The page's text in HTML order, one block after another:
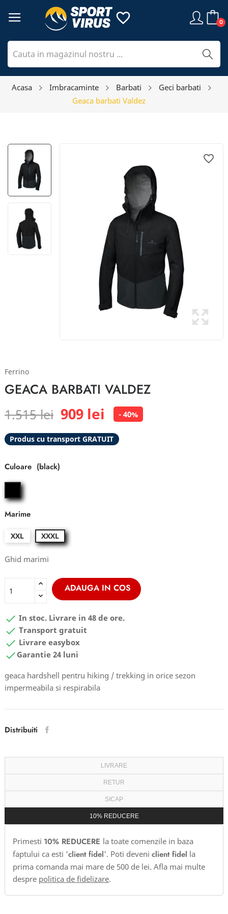
0
favorite_border
Acasa Imbracaminte Barbati
Geci barbati
Geaca barbati Valdez
favorite_border
Ferrino
GEACA BARBATI VALDEZ
1.515 lei 909 lei - 40%
Produs cu transport GRATUIT
Culoare
black
Marime
XXL XXXL
Ghid marimi
ADAUGA IN COS
 In stoc. Livrare in 48 de ore.
 Transport gratuit
 Livrare easybox
 Garantie 24 luni
geaca hardshell pentru hiking / trekking in orice sezon
impermeabila si respirabila
Distribuiti
LIVRARE
RETUR
SICAP
10% REDUCERE
Primesti 10% REDUCERE la toate comenzile in baza
faptului ca esti 'client fidel'. Poti deveni client fidel la
prima comanda mai mare de 500 de lei. Afla mai multe
despre politica de fidelizare.